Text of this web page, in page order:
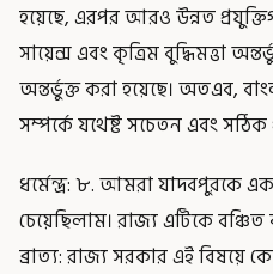
হয়েছে, এরপর আরও উন্নত
সায়েন্স এবং কৃত্রিম বুদ্ধিমত্তা
অন্তর্ভুক্ত করা হয়েছে। অতএব,
সম্পর্কে যথেষ্ট সচেতন এবং সঠিক
ধর্মেন্দ্র: ৮. আমরা যাদবপুরকে
চেয়েছিলাম। রাজ্য এটিকে বঞ্চিত
ব্রাত্য: রাজ্য সরকার এই বিষয়ে